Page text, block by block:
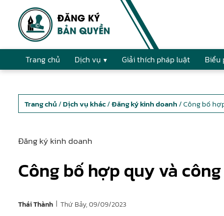
Trang chủ Dịch vụ Giải thích pháp luật Biểu
Trang chủ /Dịch vụ khác/Đăng ký kinh doanh / Công bố
Đăng ký kinh doanh
Công bố hợp quy và
Thái Thành | Thứ Bảy, 09/09/2023